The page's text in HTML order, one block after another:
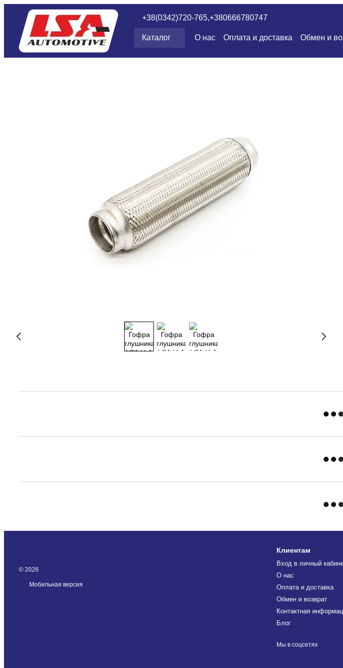
Перейти к основному контенту
+38(0342)720-765,+380666780747
Каталог О нас Оплата и доставка Обмен и
© 2026
Мобильная версия
Клиентам
Вход в личный
О нас
Оплата и доставка
Обмен и возврат
Контактная
Блог
Мы в соцсетях